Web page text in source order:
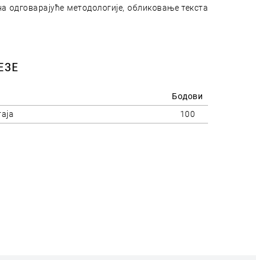
методологије, обликовање текста
Бодови
100